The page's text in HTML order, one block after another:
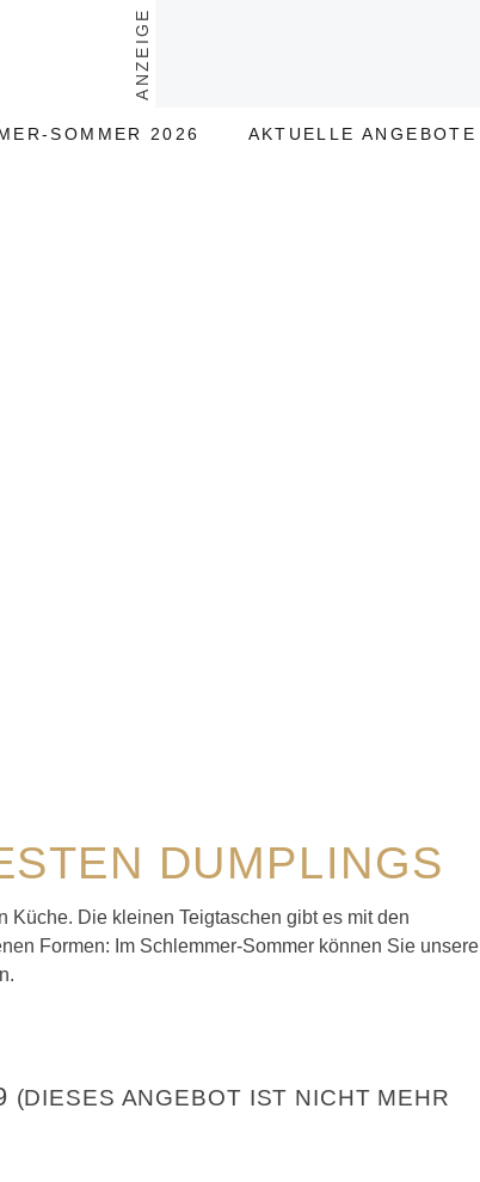
ANZEIGE
SOMMER 2026 AKTUELLE ANGEBOTE
DUMPLINGS
Die kleinen Teigtaschen gibt es mit den
Formen: Im Schlemmer-Sommer können Sie unsere
(DIESES ANGEBOT IST NICHT MEHR